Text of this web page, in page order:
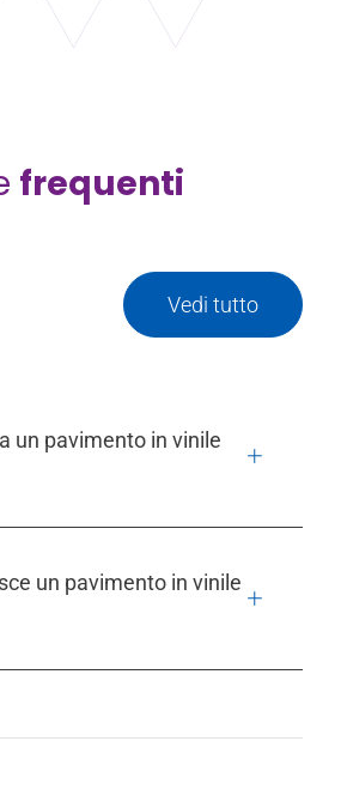
frequenti
Vedi tutto
un pavimento in vinile
un pavimento in vinile